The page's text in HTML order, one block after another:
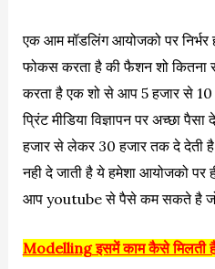
एक आम मॉडलिंग आयोजको पर निर्भर
फोकस करता है की फैशन शो कितना
करता है एक शो से आप 5 हजार से
प्रिंट मीडिया विज्ञापन पर अच्छा
हजार से लेकर 30 हजार तक दे देती
नही दे जाती है ये हमेशा आयोजको पर
आप youtube से पैसे कम सकते है जो
Modelling इसमें काम कैसे मिलती